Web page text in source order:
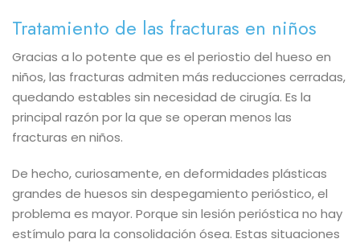
Tratamiento de las fracturas en niños
Gracias a lo potente que es el periostio del hueso en
niños, las fracturas admiten más reducciones cerradas,
quedando estables sin necesidad de cirugía. Es la
principal razón por la que se operan menos las
fracturas en niños.
De hecho, curiosamente, en deformidades plásticas
grandes de huesos sin despegamiento perióstico, el
problema es mayor. Porque sin lesión perióstica no hay
estímulo para la consolidación ósea. Estas situaciones